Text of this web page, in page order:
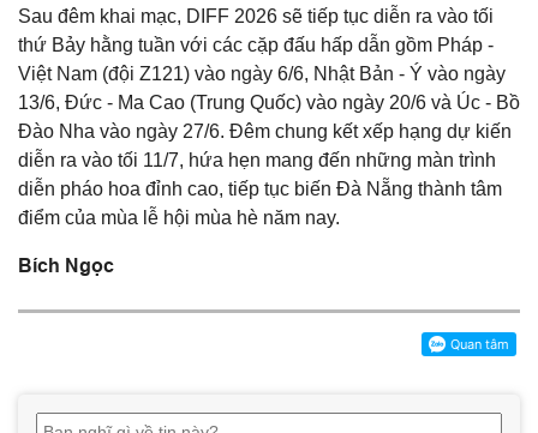
Sau đêm khai mạc, DIFF 2026 sẽ tiếp tục diễn ra vào tối
thứ Bảy hằng tuần với các cặp đấu hấp dẫn gồm Pháp -
Việt Nam (đội Z121) vào ngày 6/6, Nhật Bản - Ý vào ngày
13/6, Đức - Ma Cao (Trung Quốc) vào ngày 20/6 và Úc - Bồ
Đào Nha vào ngày 27/6. Đêm chung kết xếp hạng dự kiến
diễn ra vào tối 11/7, hứa hẹn mang đến những màn trình
diễn pháo hoa đỉnh cao, tiếp tục biến Đà Nẵng thành tâm
điểm của mùa lễ hội mùa hè năm nay.
Bích Ngọc